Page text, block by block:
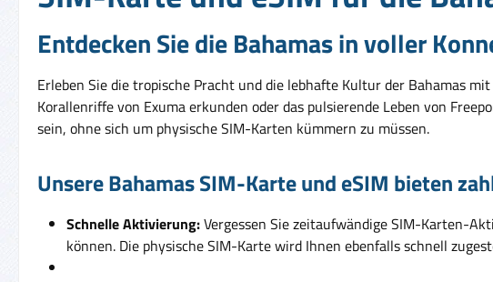
Entdecken Sie die Bahamas in voller
Erleben Sie die tropische Pracht und die lebhafte Kultur der Bahamas
Korallenriffe von Exuma erkunden oder das pulsierende Leben von
sein, ohne sich um physische SIM-Karten kümmern zu müssen.
Unsere Bahamas SIM-Karte und eSIM bieten
Schnelle Aktivierung:Vergessen Sie zeitaufwändige SIM-Karten-
können. Die physische SIM-Karte wird Ihnen ebenfalls schnell